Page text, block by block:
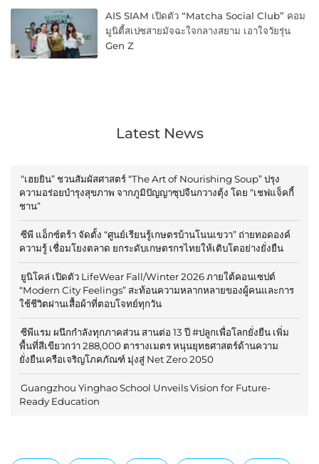
AIS SIAM เปิดตัว “Matcha Social Club” คอม
มูนิตี้สเปซสายมัจฉะใจกลางสยาม เอาใจวัยรุ่น
Gen Z
Latest News
“เฮยยิน” ชวนสัมผัสศาสตร์ “The Art of Nourishing Soup” ปรุง
ความอร่อยบำรุงสุขภาพ จากภูมิปัญญาซุปจีนกวางตุ้ง โดย “เชฟแจ็คกี้
ชาน”
ซีพี แอ็กซ์ตร้า จัดตั้ง “ศูนย์เรียนรู้เกษตรบ้านโนนเขวา” ถ่ายทอดองค์
ความรู้ เชื่อมโยงตลาด ยกระดับเกษตรกรไทยให้เติบโตอย่างยั่งยืน
ยูนิโคล่ เปิดตัว LifeWear Fall/Winter 2026 ภายใต้คอนเซปต์
“Modern City Feelings” สะท้อนความหลากหลายของผู้คนและการ
ใช้ชีวิตผ่านเสื้อผ้าที่ตอบโจทย์ทุกวัน
ซีพีแรม ผนึกกำลังทุกภาคส่วน สานต่อ 13 ปี #ปลูกเพื่อโลกยั่งยืน เพิ่ม
พื้นที่สีเขียวกว่า 288,000 ตารางเมตร หนุนยุทธศาสตร์ด้านความ
ยั่งยืนเครือเจริญโภคภัณฑ์ มุ่งสู่ Net Zero 2050
Guangzhou Yinghao School Unveils Vision for Future-
Ready Education